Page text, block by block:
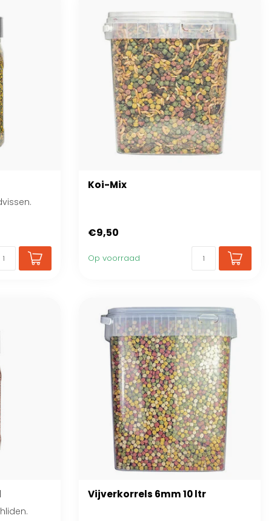
Koi-Mix
€9,50
Op voorraad
Vijverkorrels 6mm 10 ltr